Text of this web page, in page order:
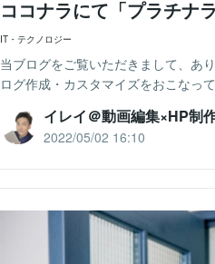
ココナラにて「プラチナ
IT・テクノロジー
当ブログをご覧いただきまして、あ
ログ作成・カスタマイズをおこなっ
イレイ＠動画編集×HP制
2022/05/02 16:10